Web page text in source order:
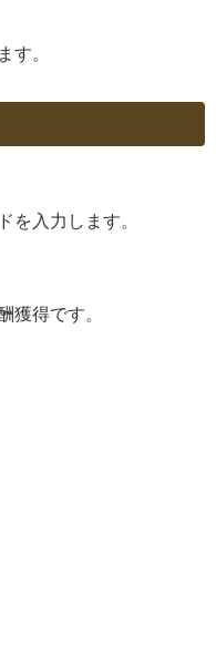
す。
を入力します。
獲得です。